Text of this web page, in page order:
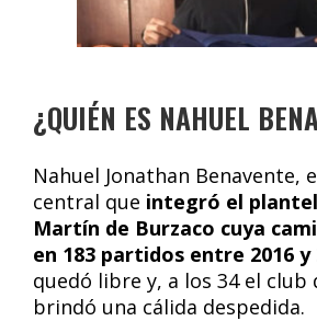
¿QUIÉN ES NAHUEL
Nahuel Jonathan Benavente,
central que integró el plantel
Martín de Burzaco cuya
en 183 partidos entre 2016 y
quedó libre y, a los 34 el club
brindó una cálida despedida.